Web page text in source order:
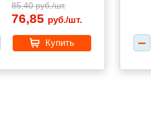
85,40руб./шт.
76,85 руб./шт.
Купить